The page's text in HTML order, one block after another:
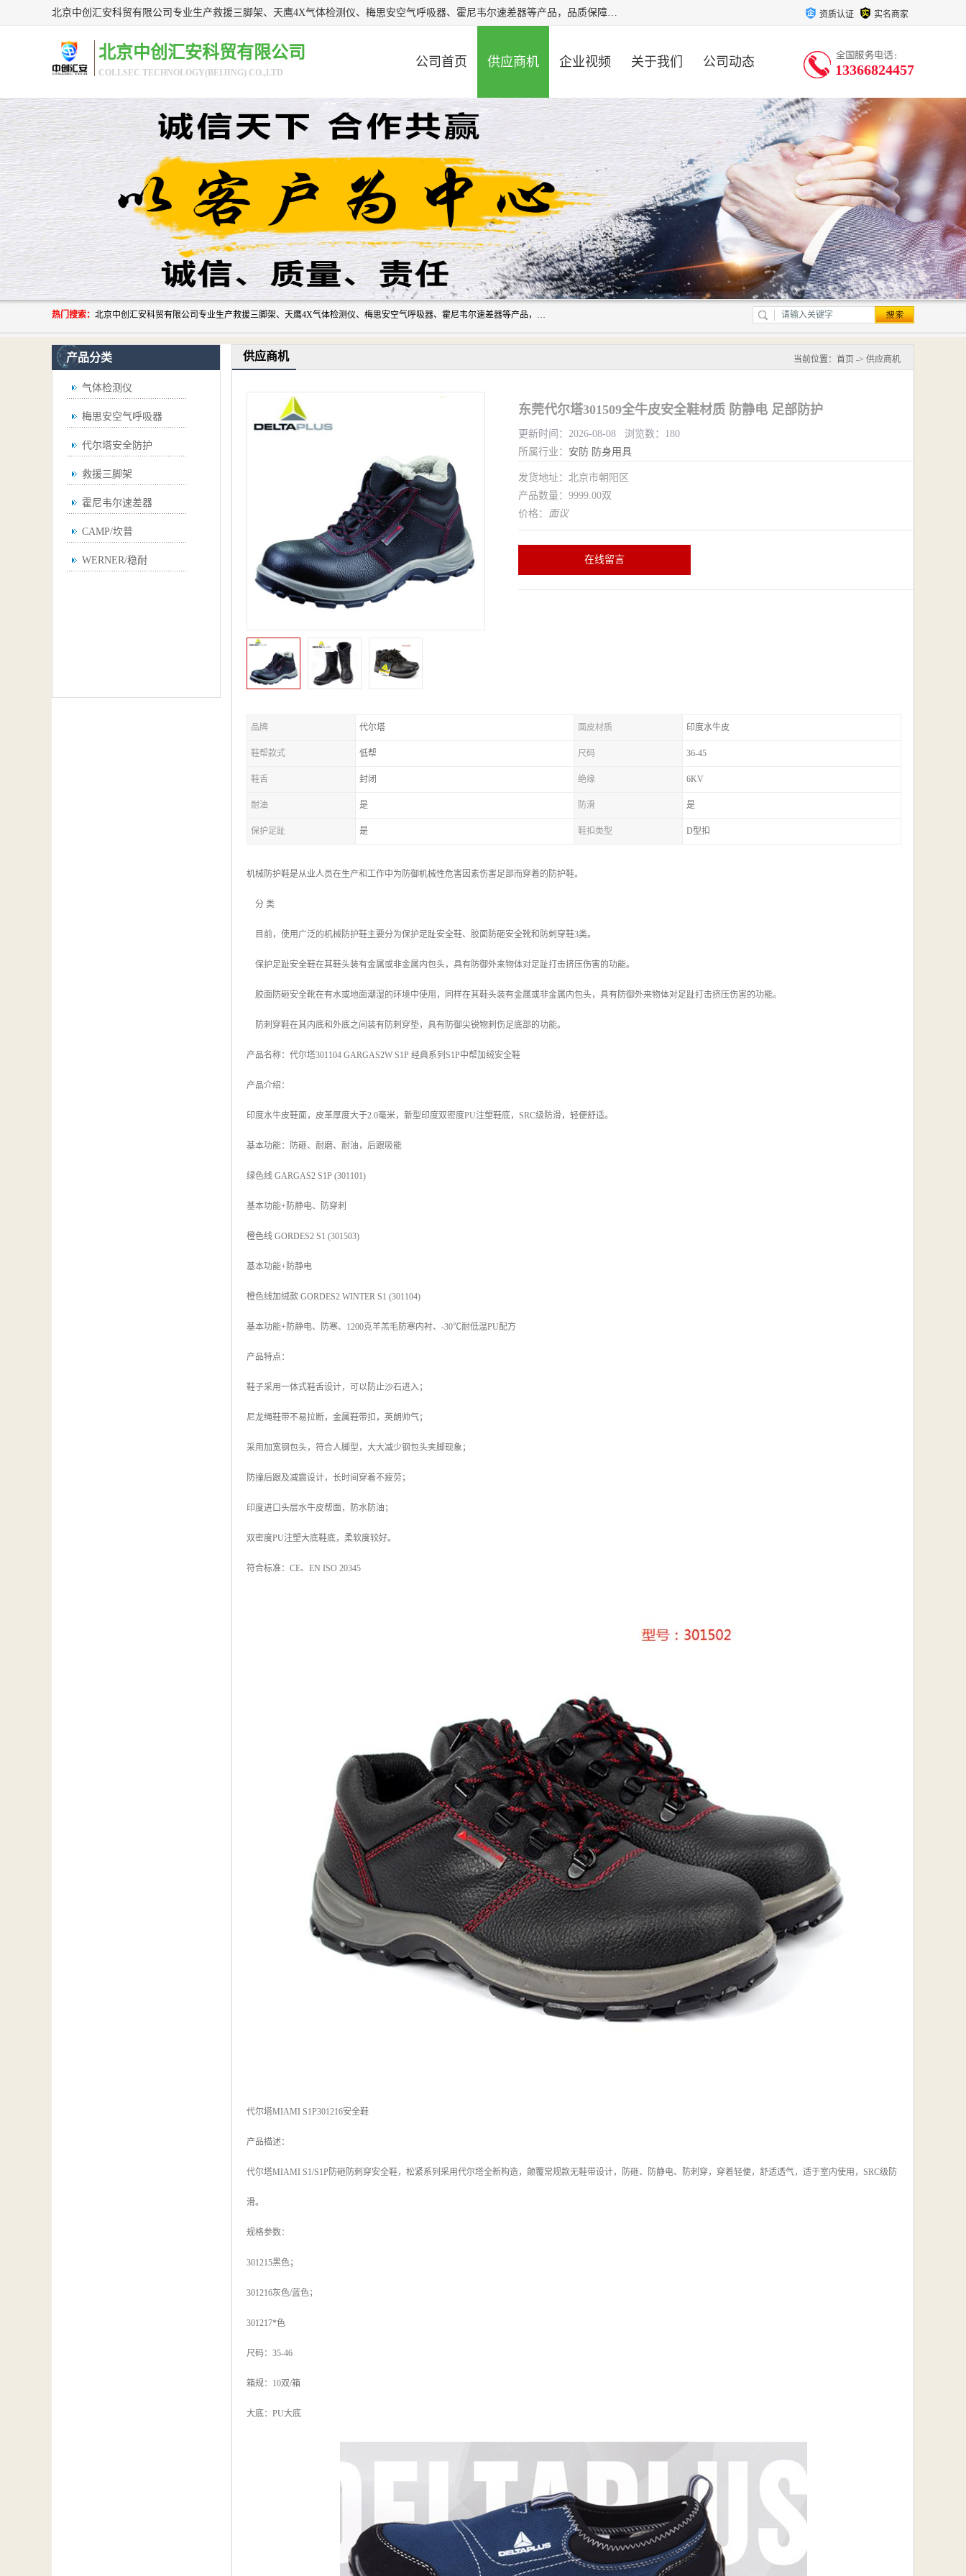
北京中创汇安科贸有限公司专业生产救援三脚架、天鹰4X气体检测仪、梅思安空气呼吸器、霍尼韦尔速差器等产品，品质保障，价格合理，欢迎在线致电咨询。 资质认证 实名商家
北京中创汇安科贸有限公司
COLLSEC TECHNOLOGY(BEIJING) CO.,LTD
公司首页 供应商机 企业视频 关于我们 公司动态 13366824457
热门搜索： 北京中创汇安科贸有限公司专业生产救援三脚架、天鹰4X气体检测仪、梅思安空气呼吸器、霍尼韦尔速差器等产品，品质保障，价格合理，欢迎在线致电咨询。
产品分类
气体检测仪
梅思安空气呼吸器
代尔塔安全防护
救援三脚架
霍尼韦尔速差器
CAMP/坎普
WERNER/稳耐
供应商机 当前位置： 首页 -> 供应商机
东莞代尔塔301509全牛皮安全鞋材质 防静电 足部防护
更新时间：2026-08-08 浏览数：180
所属行业： 安防 防身用具
发货地址：北京市朝阳区
产品数量：9999.00双
价格： 面议
在线留言
品牌 代尔塔 面皮材质 印度水牛皮
鞋帮款式 低帮 尺码 36-45
鞋舌 封闭 绝缘 6KV
耐油 是 防滑 是
保护足趾 是 鞋扣类型 D型扣
机械防护鞋是从业人员在生产和工作中为防御机械性危害因素伤害足部而穿着的防护鞋。
分 类
目前，使用广泛的机械防护鞋主要分为保护足趾安全鞋、胶面防砸安全靴和防刺穿鞋3类。
保护足趾安全鞋在其鞋头装有金属或非金属内包头，具有防御外来物体对足趾打击挤压伤害的功能。
胶面防砸安全靴在有水或地面潮湿的环境中使用，同样在其鞋头装有金属或非金属内包头，具有防御外来物体对足趾打击挤压伤害的功能。
防刺穿鞋在其内底和外底之间装有防刺穿垫，具有防御尖锐物刺伤足底部的功能。
产品名称：代尔塔301104 GARGAS2W S1P 经典系列S1P中帮加绒安全鞋
产品介绍：
印度水牛皮鞋面，皮革厚度大于2.0毫米，新型印度双密度PU注塑鞋底，SRC级防滑，轻便舒适。
基本功能：防砸、耐磨、耐油，后跟吸能
绿色线 GARGAS2 S1P (301101)
基本功能+防静电、防穿刺
橙色线 GORDES2 S1 (301503)
基本功能+防静电
橙色线加绒款 GORDES2 WINTER S1 (301104)
基本功能+防静电、防寒、1200克羊羔毛防寒内衬、-30℃耐低温PU配方
产品特点：
鞋子采用一体式鞋舌设计，可以防止沙石进入；
尼龙绳鞋带不易拉断，金属鞋带扣，英朗帅气；
采用加宽钢包头，符合人脚型，大大减少钢包头夹脚现象；
防撞后跟及减震设计，长时间穿着不疲劳；
印度进口头层水牛皮帮面，防水防油；
双密度PU注塑大底鞋底，柔软度较好。
符合标准：CE、EN ISO 20345
代尔塔MIAMI S1P301216安全鞋
产品描述：
代尔塔MIAMI S1/S1P防砸防刺穿安全鞋，松紧系列采用代尔塔全新构造，颠覆常规款无鞋带设计，防砸、防静电、防刺穿，穿着轻便，舒适透气，适于室内使用，SRC级防
滑。
规格参数：
301215黑色；
301216灰色/蓝色；
301217*色
尺码：35-46
箱规：10双/箱
大底：PU大底